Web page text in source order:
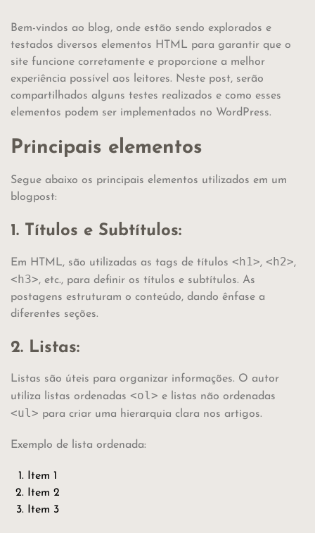
Bem-vindos ao blog, onde estão sendo explorados e
testados diversos elementos HTML para garantir que o
site funcione corretamente e proporcione a melhor
experiência possível aos leitores. Neste post, serão
compartilhados alguns testes realizados e como esses
elementos podem ser implementados no WordPress.
Principais elementos
Segue abaixo os principais elementos utilizados em um
blogpost:
1. Títulos e Subtítulos:
Em HTML, são utilizadas as tags de títulos <h1>, <h2>,
<h3>, etc., para definir os títulos e subtítulos. As
postagens estruturam o conteúdo, dando ênfase a
diferentes seções.
2. Listas:
Listas são úteis para organizar informações. O autor
utiliza listas ordenadas <ol> e listas não ordenadas
<ul> para criar uma hierarquia clara nos artigos.
Exemplo de lista ordenada:
Item 1
Item 2
Item 3